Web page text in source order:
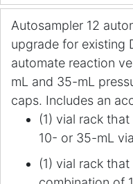
Autosampler 12
upgrade for existing
automate reaction
mL and 35-mL
caps. Includes an
(1) vial rack
10- or 35-mL
(1) vial rack